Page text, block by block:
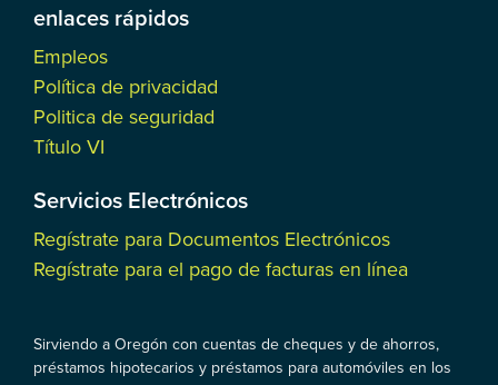
enlaces rápidos
Empleos
Política de privacidad
Politica de seguridad
Título VI
Servicios Electrónicos
Regístrate para Documentos Electrónicos
Regístrate para el pago de facturas en línea
Sirviendo a Oregón con cuentas de cheques y de ahorros,
préstamos hipotecarios y préstamos para automóviles en los